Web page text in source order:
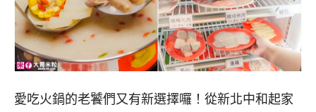
愛吃火鍋的老饕們又有新選擇囉！從新北中和起家